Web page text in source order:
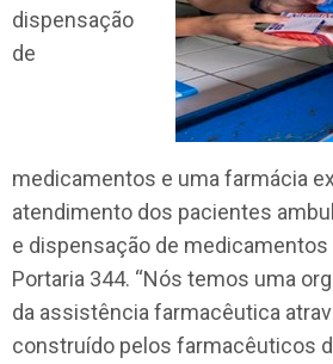
dispensação
de
medicamentos e uma farmácia
atendimento dos pacientes
e dispensação de
Portaria 344. “Nós temos uma
da assistência farmacêutica
construído pelos farmacêuticos